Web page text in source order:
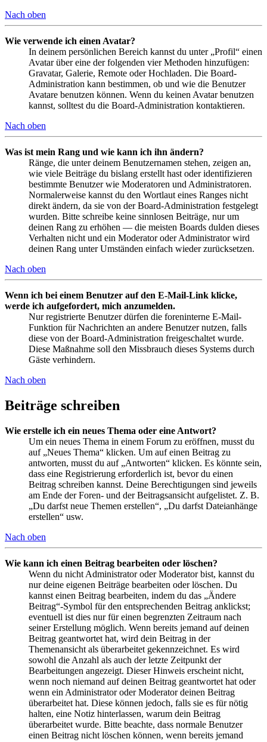
Nach oben
Wie verwende ich einen Avatar?
In deinem persönlichen Bereich kannst du unter „Profil“ einen
Avatar über eine der folgenden vier Methoden hinzufügen:
Gravatar, Galerie, Remote oder Hochladen. Die Board-
Administration kann bestimmen, ob und wie die Benutzer
Avatare benutzen können. Wenn du keinen Avatar benutzen
kannst, solltest du die Board-Administration kontaktieren.
Nach oben
Was ist mein Rang und wie kann ich ihn ändern?
Ränge, die unter deinem Benutzernamen stehen, zeigen an,
wie viele Beiträge du bislang erstellt hast oder identifizieren
bestimmte Benutzer wie Moderatoren und Administratoren.
Normalerweise kannst du den Wortlaut eines Ranges nicht
direkt ändern, da sie von der Board-Administration festgelegt
wurden. Bitte schreibe keine sinnlosen Beiträge, nur um
deinen Rang zu erhöhen — die meisten Boards dulden dieses
Verhalten nicht und ein Moderator oder Administrator wird
deinen Rang unter Umständen einfach wieder zurücksetzen.
Nach oben
Wenn ich bei einem Benutzer auf den E-Mail-Link klicke,
werde ich aufgefordert, mich anzumelden.
Nur registrierte Benutzer dürfen die foreninterne E-Mail-
Funktion für Nachrichten an andere Benutzer nutzen, falls
diese von der Board-Administration freigeschaltet wurde.
Diese Maßnahme soll den Missbrauch dieses Systems durch
Gäste verhindern.
Nach oben
Beiträge schreiben
Wie erstelle ich ein neues Thema oder eine Antwort?
Um ein neues Thema in einem Forum zu eröffnen, musst du
auf „Neues Thema“ klicken. Um auf einen Beitrag zu
antworten, musst du auf „Antworten“ klicken. Es könnte sein,
dass eine Registrierung erforderlich ist, bevor du einen
Beitrag schreiben kannst. Deine Berechtigungen sind jeweils
am Ende der Foren- und der Beitragsansicht aufgelistet. Z. B.
„Du darfst neue Themen erstellen“, „Du darfst Dateianhänge
erstellen“ usw.
Nach oben
Wie kann ich einen Beitrag bearbeiten oder löschen?
Wenn du nicht Administrator oder Moderator bist, kannst du
nur deine eigenen Beiträge bearbeiten oder löschen. Du
kannst einen Beitrag bearbeiten, indem du das „Ändere
Beitrag“-Symbol für den entsprechenden Beitrag anklickst;
eventuell ist dies nur für einen begrenzten Zeitraum nach
seiner Erstellung möglich. Wenn bereits jemand auf deinen
Beitrag geantwortet hat, wird dein Beitrag in der
Themenansicht als überarbeitet gekennzeichnet. Es wird
sowohl die Anzahl als auch der letzte Zeitpunkt der
Bearbeitungen angezeigt. Dieser Hinweis erscheint nicht,
wenn noch niemand auf deinen Beitrag geantwortet hat oder
wenn ein Administrator oder Moderator deinen Beitrag
überarbeitet hat. Diese können jedoch, falls sie es für nötig
halten, eine Notiz hinterlassen, warum dein Beitrag
überarbeitet wurde. Bitte beachte, dass normale Benutzer
einen Beitrag nicht löschen können, wenn bereits jemand